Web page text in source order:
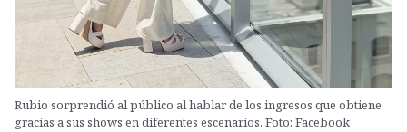
Rubio sorprendió al público al hablar de los ingresos que obtiene
gracias a sus shows en diferentes escenarios. Foto: Facebook